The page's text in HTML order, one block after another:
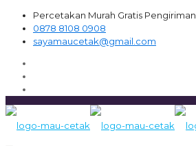
Percetakan Murah Gratis Pengiriman
0878 8108 0908
sayamaucetak@gmail.com